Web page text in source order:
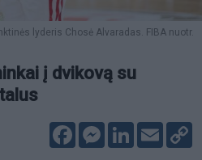
lyderis Chosė Alvaradas. FIBA nuotr.
į dvikovą su
FacebookMessenger
LinkedIn
Email